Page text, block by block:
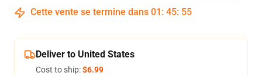
Cette vente se termine dans 01 : 45: 54
Deliver to United States
Cost to ship:$6.99